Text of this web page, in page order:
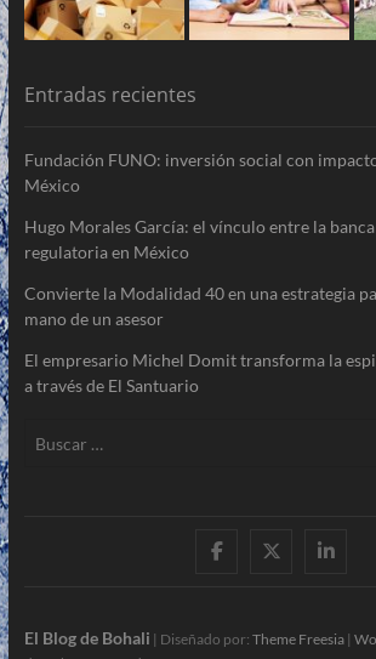
Entradas recientes
Fundación FUNO: inversión social con
México
Hugo Morales García: el vínculo entre la
regulatoria en México
Convierte la Modalidad 40 en una estrategia
mano de un asesor
El empresario Michel Domit transforma la
a través de El Santuario
# #
El Blog de Bohali | Diseñado por: Theme Freesia|